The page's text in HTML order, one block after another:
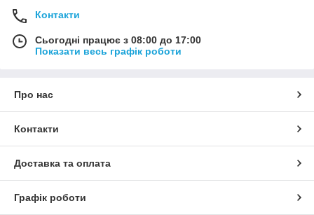
Контакти
Сьогодні працює з 08:00 до 17:00
Показати весь графік роботи
Про нас
Контакти
Доставка та оплата
Графік роботи